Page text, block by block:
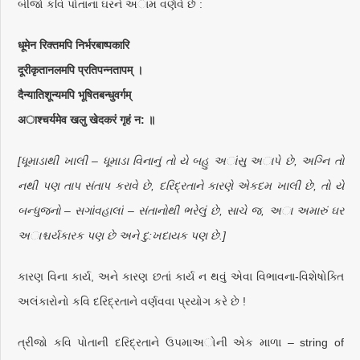
બીજો કવિ પોતાના ઘરને અામ વર્ણવે છે :
धूमेन रिक्तमपि निर्भरबाष्पकारि
दूरीकृतानलमपि प्रतिपन्नतापम् ।
दैन्यातिशून्यमपि भूषितबन्धुवर्गम्
अाश्चर्यमेव खलु खेदकरं गृहं न: ॥
[ધૂમાડાથી ખાલી – ધૂમાડા વિનાનું તો યે બહુ અાંસુ અાપે છે, અગ્નિ તો
નથી પણ તાપ સંતાપ કરાવે છે, દરિદ્રતાને કારણે એકદમ ખાલી છે, તો યે
બન્ધુજનો – સગાંવહાલાં – સંતાનોથી ભરેલું છે, સાચે જ, અા અમારું ઘર
અાશ્ચર્યકારક પણ છે અને દુ:ખદાયક પણ છે.]
કારણ વિના કાર્ય, અને કારણ છતાં કાર્ય ન થવું એવા વિભાવના-વિશેષોક્તિ
અલંકારોનો કવિ દરિદ્રતાને વર્ણવવા પ્રયોગ કરે છે !
ત્રીજો કવિ પોતાની દરિદ્રતાને ઉપમાઅોની એક માળા – string of